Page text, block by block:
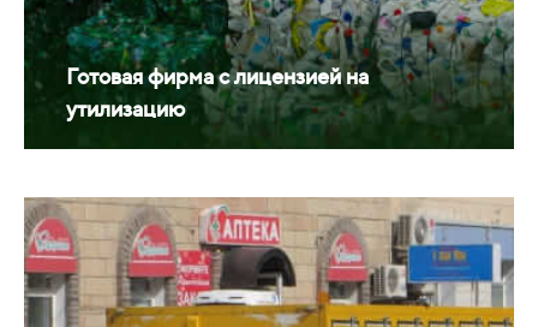
Готовая фирма с лицензией на
утилизацию